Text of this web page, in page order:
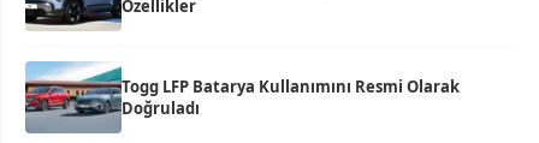
Özellikler
Togg LFP Batarya Kullanımını Resmi Olarak
Doğruladı